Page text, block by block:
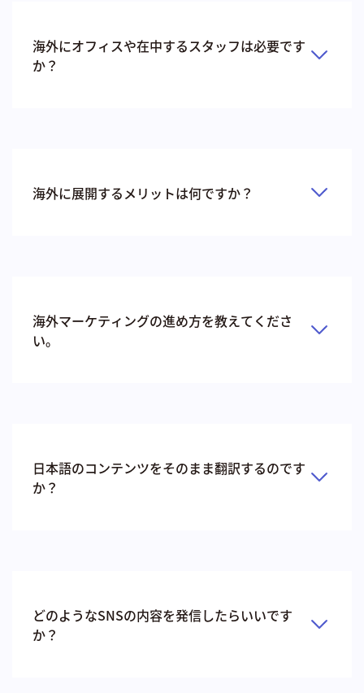
海外にオフィスや在中するスタッフは必要です
か？
海外に展開するメリットは何ですか？
海外マーケティングの進め方を教えてくださ
い。
日本語のコンテンツをそのまま翻訳するのです
か？
どのようなSNSの内容を発信したらいいです
か？